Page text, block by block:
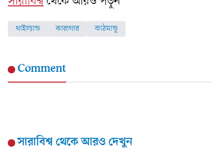
থাইল্যান্ড কারাগার কাঠমান্ডু
Comment
সারাবিশ্বথেকে আরও দেখুন